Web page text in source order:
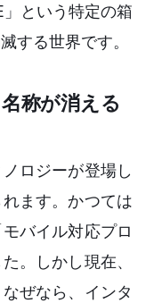
という特定の箱
する世界です。
称が消える
ロジーが登場し
ます。かつては
バイル対応プロ
。しかし現在、
ぜなら、インタ